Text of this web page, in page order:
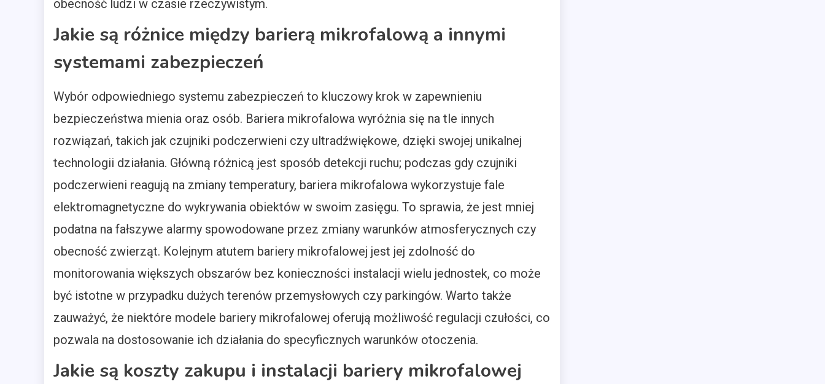
obecność ludzi w czasie rzeczywistym.
Jakie są różnice między barierą mikrofalową a innymi
systemami zabezpieczeń
Wybór odpowiedniego systemu zabezpieczeń to kluczowy krok w zapewnieniu
bezpieczeństwa mienia oraz osób. Bariera mikrofalowa wyróżnia się na tle innych
rozwiązań, takich jak czujniki podczerwieni czy ultradźwiękowe, dzięki swojej unikalnej
technologii działania. Główną różnicą jest sposób detekcji ruchu; podczas gdy czujniki
podczerwieni reagują na zmiany temperatury, bariera mikrofalowa wykorzystuje fale
elektromagnetyczne do wykrywania obiektów w swoim zasięgu. To sprawia, że jest mniej
podatna na fałszywe alarmy spowodowane przez zmiany warunków atmosferycznych czy
obecność zwierząt. Kolejnym atutem bariery mikrofalowej jest jej zdolność do
monitorowania większych obszarów bez konieczności instalacji wielu jednostek, co może
być istotne w przypadku dużych terenów przemysłowych czy parkingów. Warto także
zauważyć, że niektóre modele bariery mikrofalowej oferują możliwość regulacji czułości, co
pozwala na dostosowanie ich działania do specyficznych warunków otoczenia.
Jakie są koszty zakupu i instalacji bariery mikrofalowej